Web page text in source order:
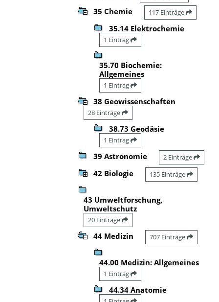
35 Chemie 117 Einträge
35.14 Elektrochemie
1 Eintrag
35.70 Biochemie:
Allgemeines
1 Eintrag
38 Geowissenschaften
28 Einträge
38.73 Geodäsie
1 Eintrag
39 Astronomie 2 Einträge
42 Biologie 135 Einträge
43 Umweltforschung,
Umweltschutz
20 Einträge
44 Medizin 707 Einträge
44.00 Medizin: Allgemeines
1 Eintrag
44.34 Anatomie